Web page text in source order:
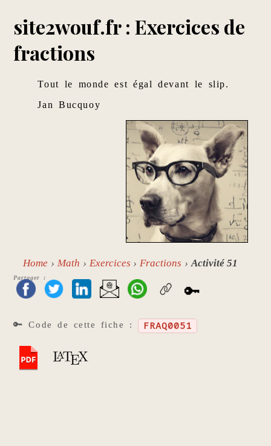
site2wouf.fr : Exercices de
fractions
Tout le monde est égal devant le slip.
Jan Bucquoy
Home Math Exercices Fractions Activité 51
Partager :
🔑
🔑 Code de cette fiche : FRAQ0051